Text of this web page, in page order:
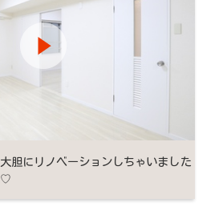
大胆にリノベーションしちゃいました
♡